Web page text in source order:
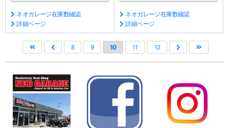
ネオガレージ在庫数確認
詳細ページ
ネオガレージ在庫数確認
詳細ページ
8 9 10 11 12